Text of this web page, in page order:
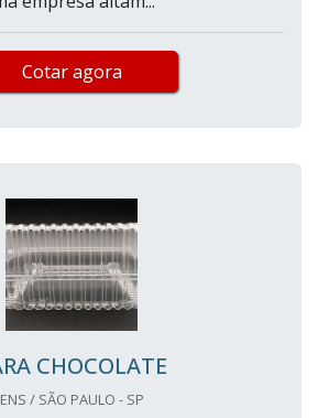
Cotar agora
CHOCOLATE
/ SÃO PAULO - SP